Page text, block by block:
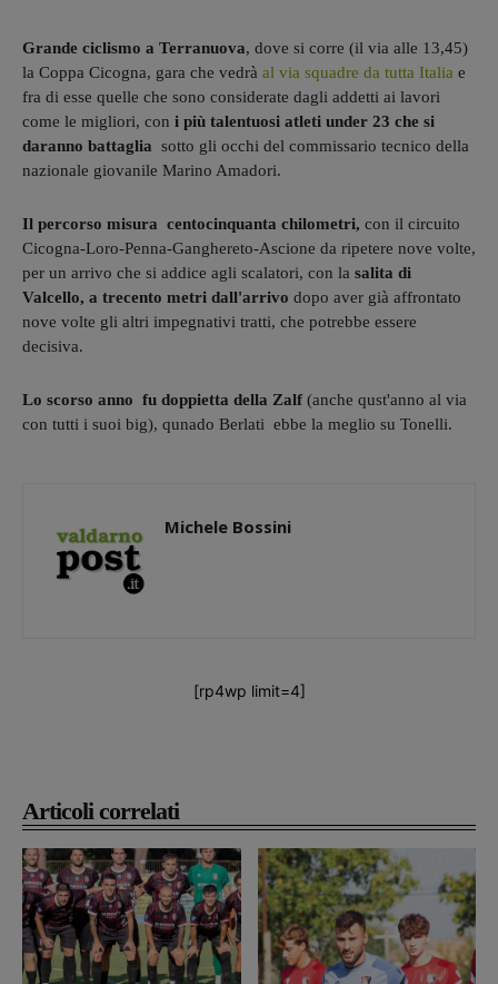
Articoli correlati
Grande ciclismo a Terranuova, dove si corre (il via alle 13,45)
la Coppa Cicogna, gara che vedrà al via squadre da tutta Italia e
fra di esse quelle che sono considerate dagli addetti ai lavori
come le migliori, con i più talentuosi atleti under 23 che si
daranno battaglia sotto gli occhi del commissario tecnico della
nazionale giovanile Marino Amadori.
Il percorso misura centocinquanta chilometri, con il circuito
Cicogna-Loro-Penna-Ganghereto-Ascione da ripetere nove volte,
per un arrivo che si addice agli scalatori, con la salita di
Valcello, a trecento metri dall'arrivo dopo aver già affrontato
nove volte gli altri impegnativi tratti, che potrebbe essere
decisiva.
Lo scorso anno fu doppietta della Zalf (anche qust'anno al via
con tutti i suoi big), qunado Berlati ebbe la meglio su Tonelli.
Michele Bossini
[rp4wp limit=4]